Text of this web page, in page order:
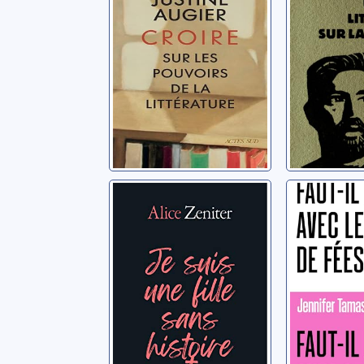
Augier, Justine
sur la
Scott,
sans histoire
Zeniter, Alice
Faut-il
avec
de fées
Tamas,